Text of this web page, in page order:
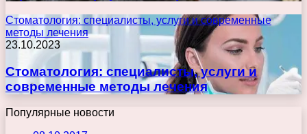
Стоматология: специалисты, услуги и современные
методы лечения
23.10.2023
Стоматология: специалисты, услуги и
современные методы лечения
Популярные новости